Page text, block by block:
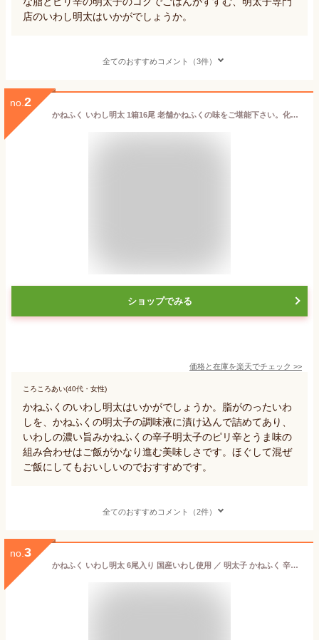
店のいわし明太はいかがでしょうか。
全てのおすすめコメント（3件）
no. 2
かねふく いわし明太 1箱16尾 老舗かねふくの味をご堪能下さい。化粧箱入りでギフトに最適 鰯明太 イワシ明太 明太子 めんたいこ 辛子明太子 辛子めんたいこ かねふく 福岡 豊洲市場 おせち 単品おせち ギフト
ショップでみる
価格と在庫を楽天でチェック >>
ころころあい(40代・女性)
かねふくのいわし明太はいかがでしょうか。脂がのったいわ
しを、かねふくの明太子の調味液に漬け込んで詰めてあり、
いわしの濃い旨みかねふくの辛子明太子のピリ辛とうま味の
組み合わせはご飯がかなり進む美味しさです。ほぐして混ぜ
ご飯にしてもおいしいのでおすすめです。
全てのおすすめコメント（2件）
no. 3
かねふく いわし明太 6尾入り 国産いわし使用 ／ 明太子 かねふく 辛子明太子 博多直送 博多土産 ギフト 贈り物 おつまみ 鰯明太 イワシ明太 いわし明太子 いわしめんたい ご飯のお供 家庭用 自宅用 食品 お取り寄せ お取り寄せグルメ【公式ストア】